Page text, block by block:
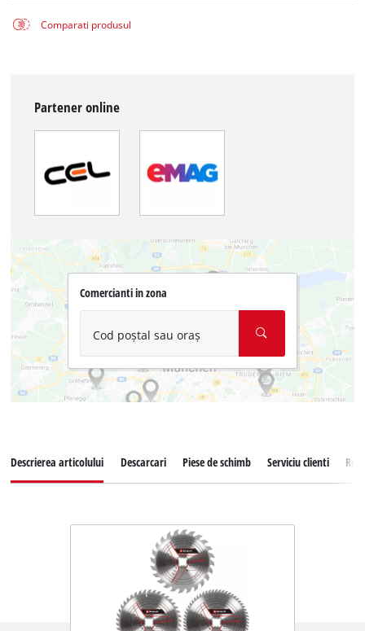
Comparati produsul
Partener online
Comercianti in zona
Cod poștal sau oraș
Descrierea articolului Descarcari Piese de schimb Serviciu clienti